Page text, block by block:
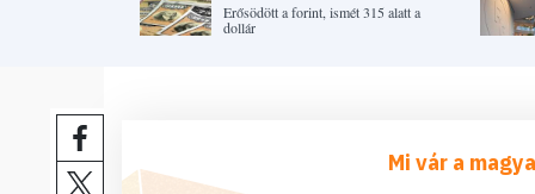
Erősödött a forint, ismét 315 alatt a
dollár
Mi vár a